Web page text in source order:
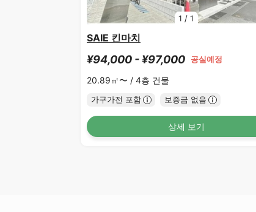
1 /1
SAIE 킨마치
¥94,000 - ¥97,000 공실예정
20.89㎡〜 / 4층 건물
가구가전 포함 보증금 없음
상세 보기